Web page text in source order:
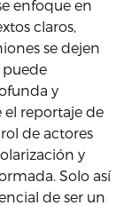
enfoque en
claros,
se dejen
puede
y
el reportaje de
de actores
y
Solo así
de ser un